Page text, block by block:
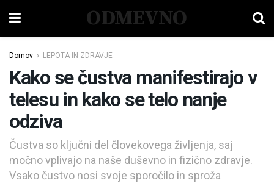
ODMEVNO
Domov LEPOTA IN ZDRAVJE
Kako se čustva manifestirajo v
telesu in kako se telo nanje
odziva
Čustva so ključni del človekovega življenja, saj
močno vplivajo na naše duševno in fizično zdravje.
Vsako čustvo nosi svoje sporočilo in sproža